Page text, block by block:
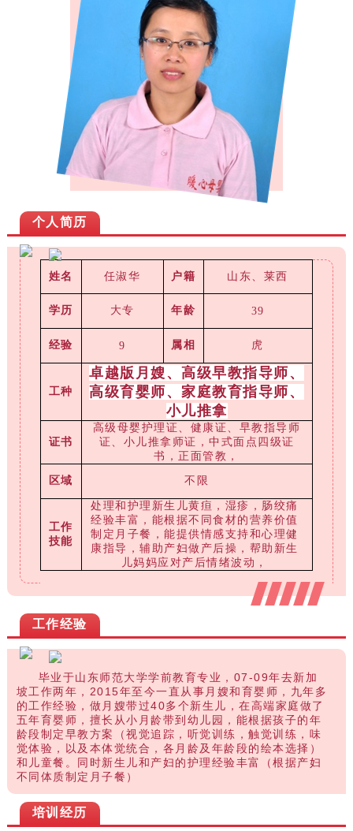
个人简历
姓名 任淑华 户籍 山东、莱西
学历 大专 年龄 39
经验 9 属相 虎
工种
卓越版月嫂、高级早教指导师、
高级育婴师、家庭教育指导师、
小儿推拿
证书
高级母婴护理证、健康证、早教指导师
证、小儿推拿师证，中式面点四级证
书，正面管教，
区域 不限
工作
技能
处理和护理新生儿黄疸，湿疹，肠绞痛
经验丰富，能根据不同食材的营养价值
制定月子餐，能提供情感支持和心理健
康指导，辅助产妇做产后操，帮助新生
儿妈妈应对产后情绪波动，
工作经验
毕业于山东师范大学学前教育专业，07-09年去新加
坡工作两年，2015年至今一直从事月嫂和育婴师，九年多
的工作经验，做月嫂带过40多个新生儿，在高端家庭做了
五年育婴师，擅长从小月龄带到幼儿园，能根据孩子的年
龄段制定早教方案（视觉追踪，听觉训练，触觉训练，味
觉体验，以及本体觉统合，各月龄及年龄段的绘本选择）
和儿童餐。同时新生儿和产妇的护理经验丰富（根据产妇
不同体质制定月子餐）
培训经历